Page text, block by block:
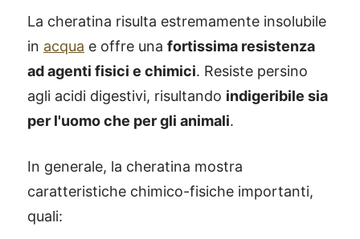
La cheratina risulta estremamente insolubile
in acqua e offre una fortissima resistenza
ad agenti fisici e chimici. Resiste persino
agli acidi digestivi, risultando indigeribile sia
per l'uomo che per gli animali.
In generale, la cheratina mostra
caratteristiche chimico-fisiche importanti,
quali: